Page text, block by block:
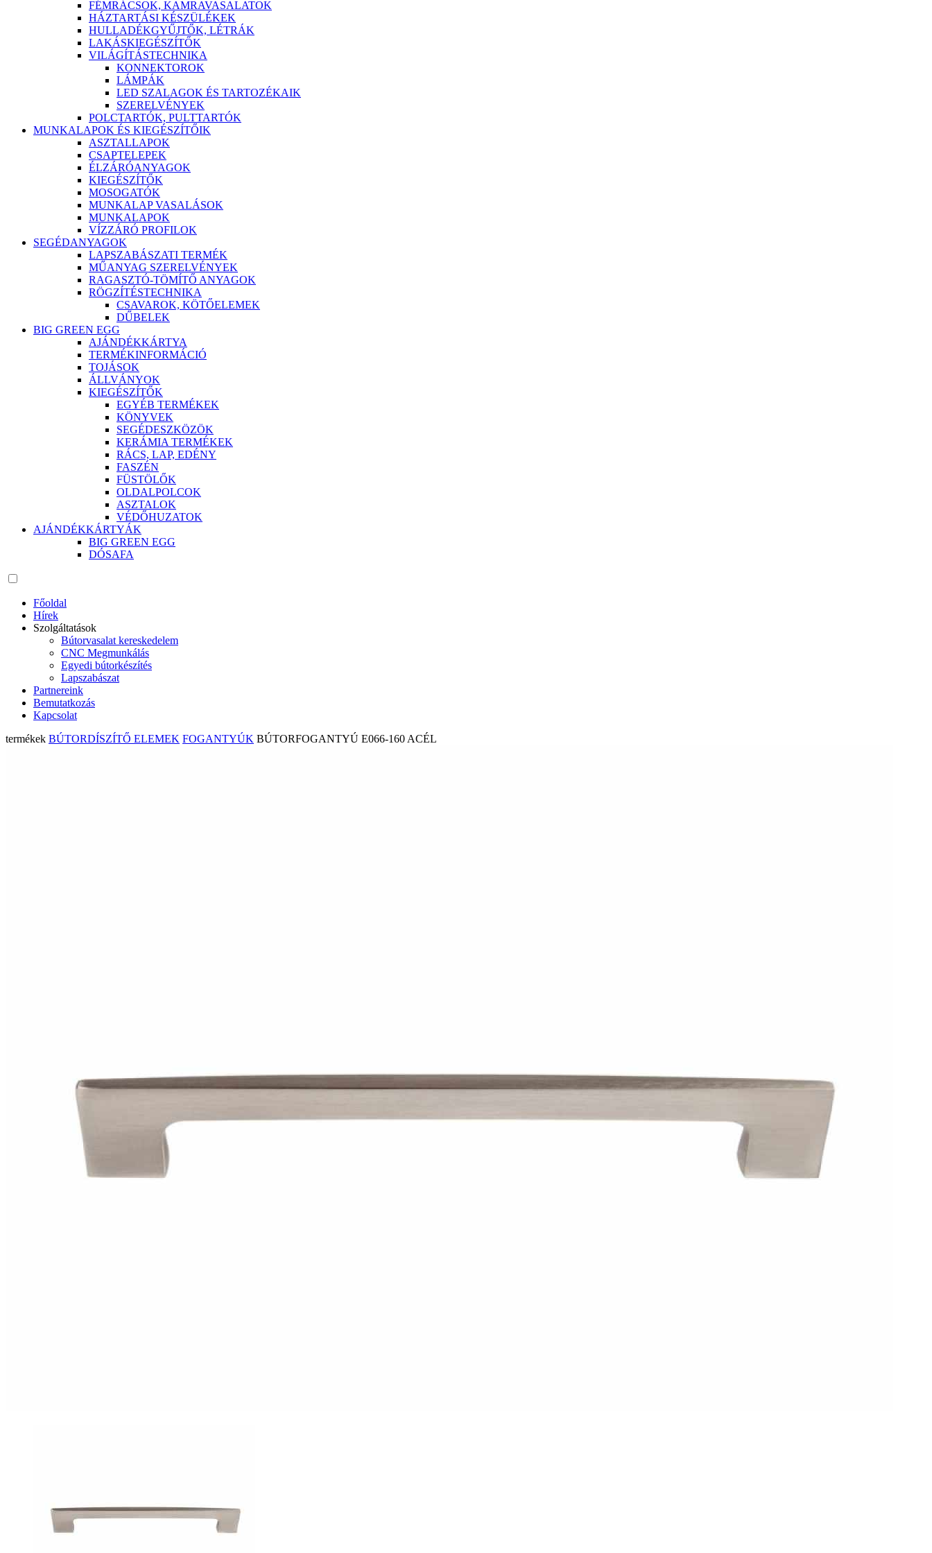
FÉMRÁCSOK, KAMRAVASALATOK
HÁZTARTÁSI KÉSZÜLÉKEK
HULLADÉKGYŰJTŐK, LÉTRÁK
LAKÁSKIEGÉSZÍTŐK
VILÁGÍTÁSTECHNIKA
KONNEKTOROK
LÁMPÁK
LED SZALAGOK ÉS TARTOZÉKAIK
SZERELVÉNYEK
POLCTARTÓK, PULTTARTÓK
MUNKALAPOK ÉS KIEGÉSZÍTŐIK
ASZTALLAPOK
CSAPTELEPEK
ÉLZÁRÓANYAGOK
KIEGÉSZÍTŐK
MOSOGATÓK
MUNKALAP VASALÁSOK
MUNKALAPOK
VÍZZÁRÓ PROFILOK
SEGÉDANYAGOK
LAPSZABÁSZATI TERMÉK
MŰANYAG SZERELVÉNYEK
RAGASZTÓ-TÖMÍTŐ ANYAGOK
RÖGZÍTÉSTECHNIKA
CSAVAROK, KÖTŐELEMEK
DŰBELEK
BIG GREEN EGG
AJÁNDÉKKÁRTYA
TERMÉKINFORMÁCIÓ
TOJÁSOK
ÁLLVÁNYOK
KIEGÉSZÍTŐK
EGYÉB TERMÉKEK
KÖNYVEK
SEGÉDESZKÖZÖK
KERÁMIA TERMÉKEK
RÁCS, LAP, EDÉNY
FASZÉN
FÜSTÖLŐK
OLDALPOLCOK
ASZTALOK
VÉDŐHUZATOK
AJÁNDÉKKÁRTYÁK
BIG GREEN EGG
DÓSAFA
Főoldal
Hírek
Szolgáltatások
Bútorvasalat kereskedelem
CNC Megmunkálás
Egyedi bútorkészítés
Lapszabászat
Partnereink
Bemutatkozás
Kapcsolat
termékek BÚTORDÍSZÍTŐ ELEMEK FOGANTYÚK BÚTORFOGANTYÚ E066-160 ACÉL